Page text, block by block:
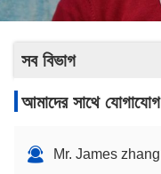
সব বিভাগ
আমাদের সাথে যোগাযোগ
Mr. James zhang